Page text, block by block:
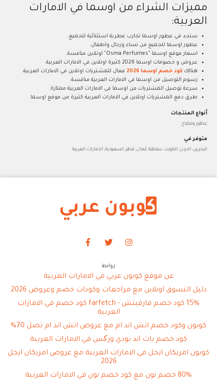
مميزات الشراء من اوسما في الامارات
العربية:
ستجد في عطور اوسما تجارب عطرية استثنائية للجميع.
عطور اوسما للجميع من نساء ورجال واطفال.
اسعار موقع اوسما "Osma Perfumes" اونلاين منافسة.
عروض و خصومات اوسما 2026 كثيرة اونلاين في الامارات العربية.
هنالككود خصم اوسما 2026
فعال للمشتريات اونلاين في الامارات العربية.
رسوم التوصيل من اوسما في الامارات العربية منافسة.
سرعة توصيل المشتريات من اوسما في الامارات العربية ممتازة.
طرق دفع المشتريات اونلاين في الامارات العربية كثيرة من موقع اوسما.
أنواع المنتجات
عطور ومكياج
متوفر في
البحرين, الاردن, الكويت, سلطنة عُمان, قطر, السعودية, الامارات العربية
روابط
عن موقع كوبون عربي في الامارات العربية
دليل التسوق اونلاين مع مراجعات وكودات خصم وعروض 2026
15% كود خصم فارفيتش - farfetch كود خصم في الامارات
العربية
كوبون وكود خصم اتش اند ام مع عروض اتش اند ام تصل 70%
كود خصم باث اند بودي ورکس في الامارات العربية
كوبون امريكان ايجل في الامارات العربية مع عروض امريكان ايجل
2026
80% خصم نون مع كود خصم نون في الامارات العربية